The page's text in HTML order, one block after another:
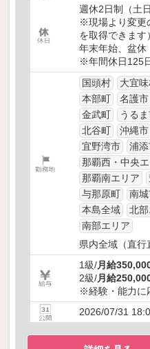
週休2日制（土日
※現場より変更
を取得できます）
年末年始、盆休
※年間休日125
国頭村
大宜
本部町
名護市
金武町
うる
北谷町
沖縄市
宜野湾市
浦
那覇西・中央
那覇南エリア
与那原町
南
本島全域
北
南部エリア
県内全域（直
1級/月給
2級/月給
※経験・能力に
2026/07/31